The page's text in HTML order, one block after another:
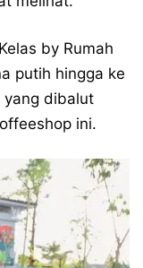
by Rumah
putih hingga ke
yang dibalut
ini.